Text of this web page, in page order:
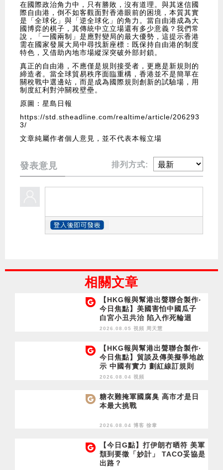
在國際政治角力中，只有勝敗，沒有道理。與其迷信國
際自由港，倒不如客觀面對香港眼前的困境，本質其實
是「全球化」與「逆全球化」的角力。當自由港成為大
國博弈的棋子，其傳統中立立場還有多少意義？我們常
說，「一國兩制」是應對變局的最大優勢，這提示香港
需在國家發展大局中尋找新座標：既保持自由港的制度
特色，又借助內地市場縱深突破外部封鎖。
真正的自由港，不應僅是規則接受者，更應是新規則的
締造者。當全球貿易秩序面臨重構，香港並不是簡單在
關稅戰中選邊站，而是成為國際規則創新的試驗場，用
制度紅利對沖關稅壁壘。
原圖：星島日報
https://std.stheadline.com/realtime/article/206293
3/
文章純屬作者個人意見，並不代表本報立場
發表意見 排列方式:
相關文章
【HKG報與幫港出聲聯合製作‧
今日焦點】美國害怕中國瓜子
白宮小丑共治 陷入作死輪迴
2026.08.05 視頻 周天慧
【HKG報與幫港出聲聯合製作‧
今日焦點】貿談及傳美擬爭地啟
示 中國有實力 劃紅線訂規則
2026.08.04 視頻
糖衣難掩軍國腐臭 高市才是日
本最大挑戰
2026.08.04 博客 徐韋
【今日G點】打伊朗冇晒符 美軍
頹到要徵「妙計」 TACO妥協是
出路？